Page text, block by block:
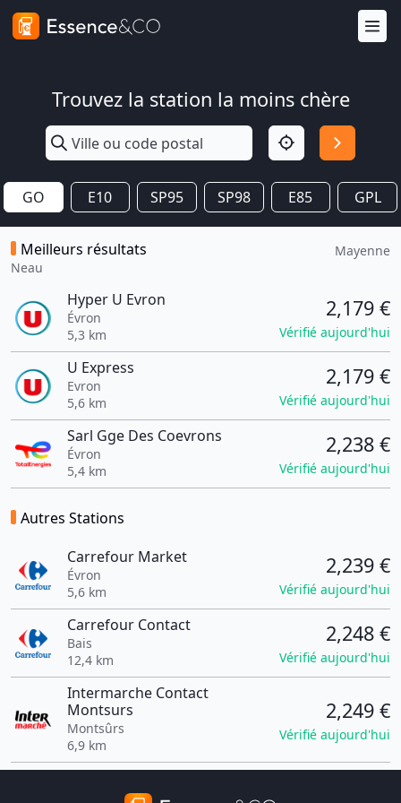
Trouvez la station la moins chère
GO E10 SP95 SP98 E85 GPL
Meilleurs résultats
Neau
Mayenne
Hyper U Evron
Évron
5,3 km
2,179 €
Vérifié aujourd'hui
U Express
Evron
5,6 km
2,179 €
Vérifié aujourd'hui
Sarl Gge Des Coevrons
Évron
5,4 km
2,238 €
Vérifié aujourd'hui
Autres Stations
Carrefour Market
Évron
5,6 km
2,239 €
Vérifié aujourd'hui
Carrefour Contact
Bais
12,4 km
2,248 €
Vérifié aujourd'hui
Intermarche Contact
Montsurs
Montsûrs
6,9 km
2,249 €
Vérifié aujourd'hui